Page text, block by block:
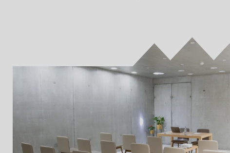
INSTALAÇÕES MODERNAS E
PREMIUM
Conforto logístico, acesso simplificado,
comodidade para eventos.